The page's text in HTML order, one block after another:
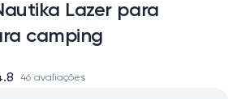
Lazer para
camping
46 avaliações